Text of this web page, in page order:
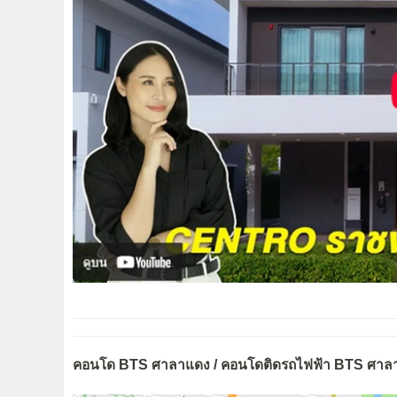
คอนโด BTS ศาลาแดง / คอนโดติดรถไฟฟ้า BTS ศาล